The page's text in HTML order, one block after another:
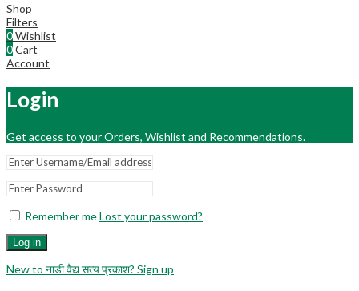
Shop
Filters
0Wishlist
0Cart
Account
Login
Get access to your Orders, Wishlist and Recommendations.
Remember meLost your password?
Log in
New to नाडी वैद्य सत्य प्रकाश? Sign up